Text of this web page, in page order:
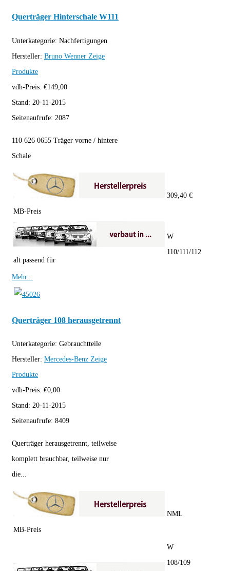
Querträger Hinterschale W111
Unterkategorie: Nachfertigungen
Hersteller: Bruno Wenner Zeige
Produkte
vdh-Preis: €149,00
Stand: 20-11-2015
Seitenaufrufe: 2087
110 626 0655 Träger vorne / hintere
Schale
MB-Preis
309,40 €
alt passend für
W
110/111/112
Mehr...
Querträger 108 herausgetrennt
Unterkategorie: Gebrauchtteile
Hersteller: Mercedes-Benz Zeige
Produkte
vdh-Preis: €0,00
Stand: 20-11-2015
Seitenaufrufe: 8409
Querträger herausgetrennt, teilweise
komplett brauchbar, teilweise nur
die...
MB-Preis
NML
W
108/109